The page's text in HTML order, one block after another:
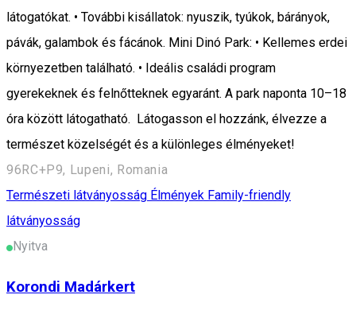
látogatókat. • További kisállatok: nyuszik, tyúkok, bárányok,
pávák, galambok és fácánok. Mini Dinó Park: • Kellemes erdei
környezetben található. • Ideális családi program
gyerekeknek és felnőtteknek egyaránt. A park naponta 10–18
óra között látogatható. Látogasson el hozzánk, élvezze a
természet közelségét és a különleges élményeket!
96RC+P9, Lupeni, Romania
Természeti látványosság Élmények Family-friendly
látványosság
Nyitva
Korondi Madárkert